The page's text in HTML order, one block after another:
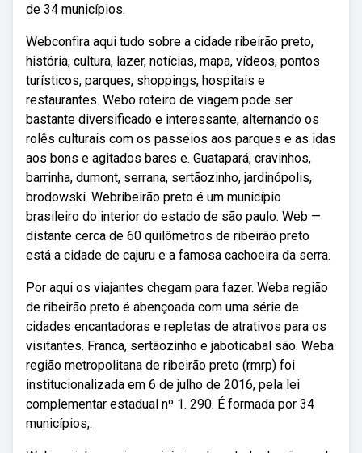
de 34 municípios.
Webconfira aqui tudo sobre a cidade ribeirão preto,
história, cultura, lazer, notícias, mapa, vídeos, pontos
turísticos, parques, shoppings, hospitais e
restaurantes. Webo roteiro de viagem pode ser
bastante diversificado e interessante, alternando os
rolês culturais com os passeios aos parques e as idas
aos bons e agitados bares e. Guatapará, cravinhos,
barrinha, dumont, serrana, sertãozinho, jardinópolis,
brodowski. Webribeirão preto é um município
brasileiro do interior do estado de são paulo. Web —
distante cerca de 60 quilômetros de ribeirão preto
está a cidade de cajuru e a famosa cachoeira da serra.
Por aqui os viajantes chegam para fazer. Weba região
de ribeirão preto é abençoada com uma série de
cidades encantadoras e repletas de atrativos para os
visitantes. Franca, sertãozinho e jaboticabal são. Weba
região metropolitana de ribeirão preto (rmrp) foi
institucionalizada em 6 de julho de 2016, pela lei
complementar estadual nº 1. 290. É formada por 34
municípios,.